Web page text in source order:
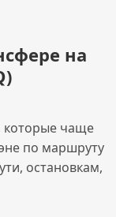
на
которые чаще
по маршруту
остановкам,